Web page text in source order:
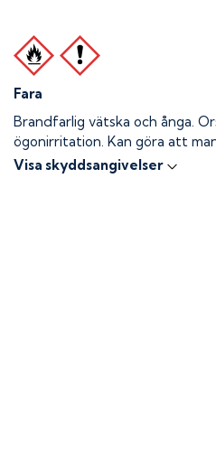
Fara
Brandfarlig vätska och ånga.
ögonirritation. Kan göra att
Visa skyddsangivelser